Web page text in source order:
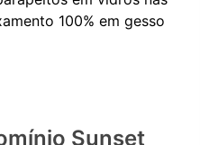
100% em gesso
Sunset